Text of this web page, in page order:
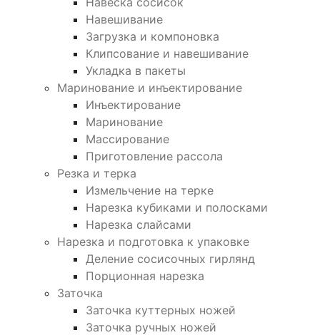
Навешивание
Загрузка и компоновка
Клипсование и навешивание
Укладка в пакеты
Маринование и инъектирование
Инъектирование
Маринование
Массирование
Приготовление рассола
Резка и терка
Измельчение на терке
Нарезка кубиками и полосками
Нарезка слайсами
Нарезка и подготовка к упаковке
Деление сосисочных гирлянд
Порционная нарезка
Заточка
Заточка куттерных ножей
Заточка ручных ножей